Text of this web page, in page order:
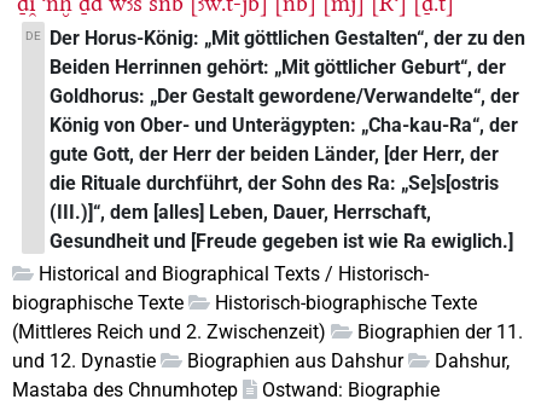
DE
Der Horus-König: „Mit göttlichen Gestalten“, der zu den
Beiden Herrinnen gehört: „Mit göttlicher Geburt“, der
Goldhorus: „Der Gestalt gewordene/Verwandelte“, der
König von Ober- und Unterägypten: „Cha-kau-Ra“, der
gute Gott, der Herr der beiden Länder, [der Herr, der
die Rituale durchführt, der Sohn des Ra: „Se]s[ostris
(III.)]“, dem [alles] Leben, Dauer, Herrschaft,
Gesundheit und [Freude gegeben ist wie Ra ewiglich.]
Historical and Biographical Texts / Historisch-
biographische Texte
Historisch-biographische Texte
(Mittleres Reich und 2. Zwischenzeit)
Biographien der 11.
und 12. Dynastie
Biographien aus Dahshur
Dahshur,
Mastaba des Chnumhotep
Ostwand: Biographie